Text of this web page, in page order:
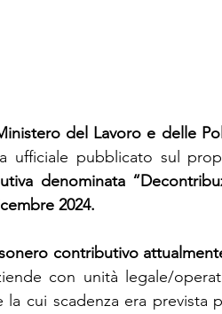
del Lavoro e delle
ufficiale pubblicato sul
denominata
2024.
contributivo
con unità legale/
la cui scadenza era prevista